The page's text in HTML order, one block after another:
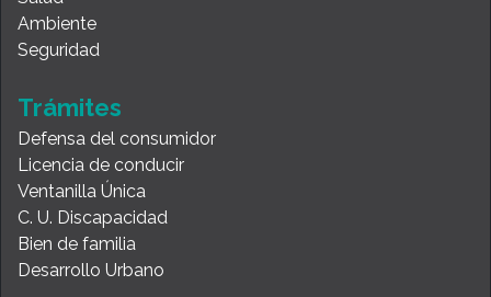
Ambiente
Seguridad
Trámites
Defensa del consumidor
Licencia de conducir
Ventanilla Única
C. U. Discapacidad
Bien de familia
Desarrollo Urbano